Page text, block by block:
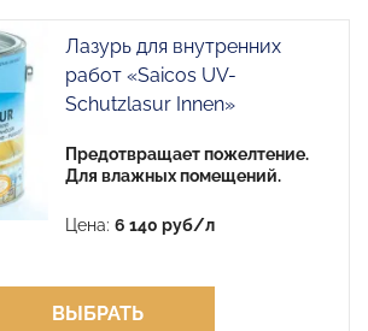
Лазурь для внутренних
работ «Saicos UV-
Schutzlasur Innen»
Предотвращает пожелтение.
Для влажных помещений.
Цена:6 140 руб/л
ВЫБРАТЬ